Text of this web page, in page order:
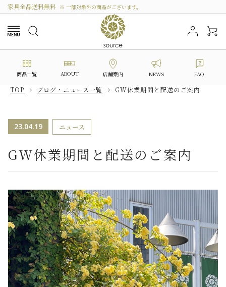
家具全品送料無料 ※ 一部対象外の商品がございます。
商品一覧 ABOUT 店舗案内 NEWS FAQ
カテゴリーから選ぶ
シリーズから選ぶ
価格から探す
私たちについて
FAQ よくあるご質問
店舗案内
TOP ブログ・ニュース一覧 GW休業期間と配送のご案内
23.04.19 ニュース
GW休業期間と配送のご案内